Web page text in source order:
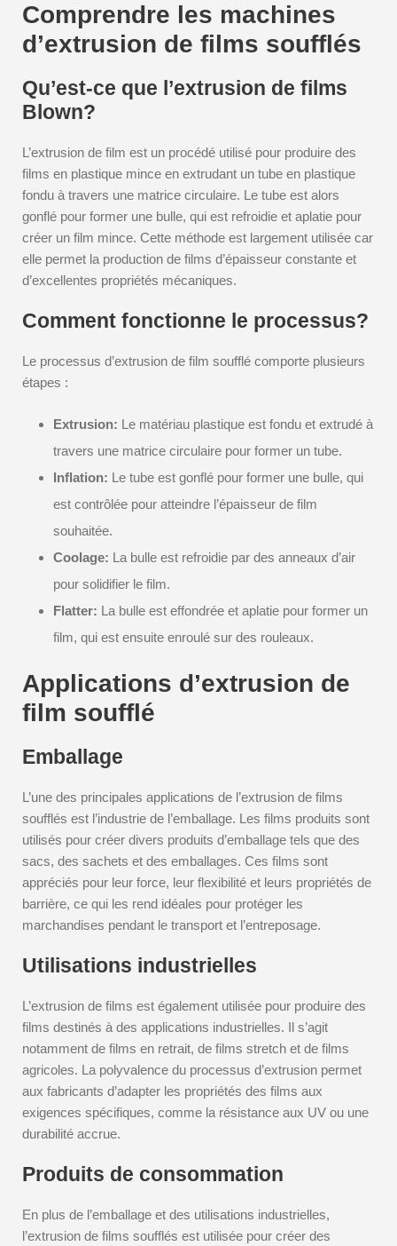
Comprendre les machines
d’extrusion de films soufflés
Qu’est-ce que l’extrusion de films
Blown?
L’extrusion de film est un procédé utilisé pour produire des
films en plastique mince en extrudant un tube en plastique
fondu à travers une matrice circulaire. Le tube est alors
gonflé pour former une bulle, qui est refroidie et aplatie pour
créer un film mince. Cette méthode est largement utilisée car
elle permet la production de films d’épaisseur constante et
d’excellentes propriétés mécaniques.
Comment fonctionne le processus?
Le processus d’extrusion de film soufflé comporte plusieurs
étapes :
Extrusion: Le matériau plastique est fondu et extrudé à
travers une matrice circulaire pour former un tube.
Inflation: Le tube est gonflé pour former une bulle, qui
est contrôlée pour atteindre l’épaisseur de film
souhaitée.
Coolage: La bulle est refroidie par des anneaux d’air
pour solidifier le film.
Flatter: La bulle est effondrée et aplatie pour former un
film, qui est ensuite enroulé sur des rouleaux.
Applications d’extrusion de
film soufflé
Emballage
L’une des principales applications de l’extrusion de films
soufflés est l’industrie de l’emballage. Les films produits sont
utilisés pour créer divers produits d’emballage tels que des
sacs, des sachets et des emballages. Ces films sont
appréciés pour leur force, leur flexibilité et leurs propriétés de
barrière, ce qui les rend idéales pour protéger les
marchandises pendant le transport et l’entreposage.
Utilisations industrielles
L’extrusion de films est également utilisée pour produire des
films destinés à des applications industrielles. Il s’agit
notamment de films en retrait, de films stretch et de films
agricoles. La polyvalence du processus d’extrusion permet
aux fabricants d’adapter les propriétés des films aux
exigences spécifiques, comme la résistance aux UV ou une
durabilité accrue.
Produits de consommation
En plus de l’emballage et des utilisations industrielles,
l’extrusion de films soufflés est utilisée pour créer des